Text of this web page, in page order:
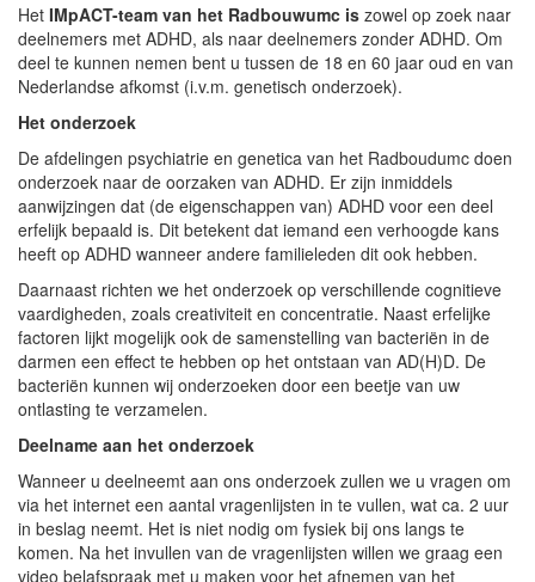
Het IMpACT-team van het Radbouwumc is zowel op zoek naar
deelnemers met ADHD, als naar deelnemers zonder ADHD. Om
deel te kunnen nemen bent u tussen de 18 en 60 jaar oud en van
Nederlandse afkomst (i.v.m. genetisch onderzoek).
Het onderzoek
De afdelingen psychiatrie en genetica van het Radboudumc doen
onderzoek naar de oorzaken van ADHD. Er zijn inmiddels
aanwijzingen dat (de eigenschappen van) ADHD voor een deel
erfelijk bepaald is. Dit betekent dat iemand een verhoogde kans
heeft op ADHD wanneer andere familieleden dit ook hebben.
Daarnaast richten we het onderzoek op verschillende cognitieve
vaardigheden, zoals creativiteit en concentratie. Naast erfelijke
factoren lijkt mogelijk ook de samenstelling van bacteriën in de
darmen een effect te hebben op het ontstaan van AD(H)D. De
bacteriën kunnen wij onderzoeken door een beetje van uw
ontlasting te verzamelen.
Deelname aan het onderzoek
Wanneer u deelneemt aan ons onderzoek zullen we u vragen om
via het internet een aantal vragenlijsten in te vullen, wat ca. 2 uur
in beslag neemt. Het is niet nodig om fysiek bij ons langs te
komen. Na het invullen van de vragenlijsten willen we graag een
video belafspraak met u maken voor het afnemen van het